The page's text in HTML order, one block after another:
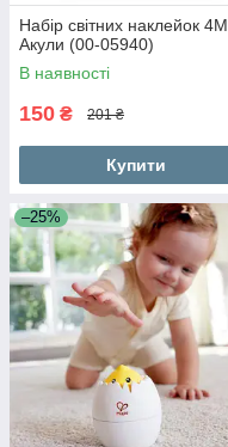
Набір світних наклейок 4M
Акули (00-05940)
В наявності
150 ₴ 201 ₴
Купити
–25%